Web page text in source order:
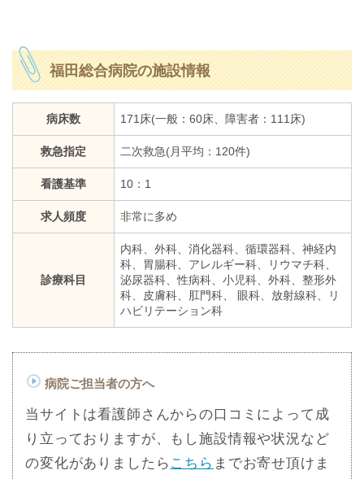
福田総合病院の施設情報
病床数 171床(一般：60床、障害者：111床)
救急指定 二次救急(月平均：120件)
看護基準 10：1
求人頻度 非常に多め
診療科目
内科、外科、消化器科、循環器科、神経内
科、胃腸科、アレルギー科、リウマチ科、
泌尿器科、性病科、小児科、外科、整形外
科、皮膚科、肛門科、 眼科、放射線科、リ
ハビリテーション科
病院ご担当者の方へ
当サイトは看護師さんからの口コミによって成
り立っておりますが、もし施設情報や状況など
の変化がありましたら こちら までお寄せ頂けま